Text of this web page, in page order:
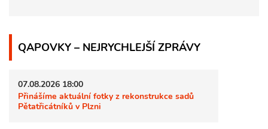
QAPOVKY – NEJRYCHLEJŠÍ ZPRÁVY
07.08.2026 18:00
Přinášíme aktuální fotky z rekonstrukce sadů
Pětatřicátníků v Plzni